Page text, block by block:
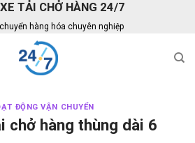
TẢI CHỞ HÀNG 24/7
hàng hóa chuyên nghiệp
ĐỘNG VẬN CHUYỂN
chở hàng thùng dài 6